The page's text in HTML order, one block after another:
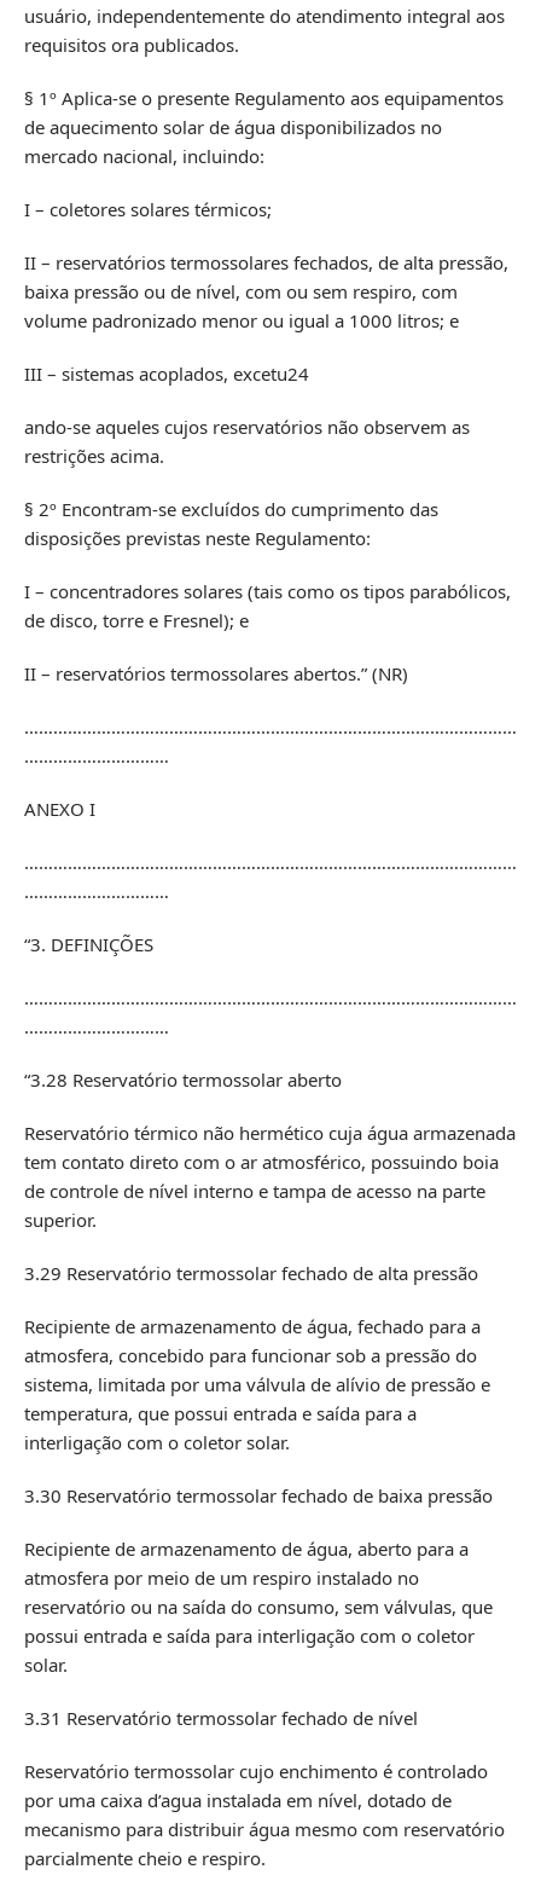
usuário, independentemente do atendimento integral aos
requisitos ora publicados.
§ 1º Aplica-se o presente Regulamento aos equipamentos
de aquecimento solar de água disponibilizados no
mercado nacional, incluindo:
I – coletores solares térmicos;
II – reservatórios termossolares fechados, de alta pressão,
baixa pressão ou de nível, com ou sem respiro, com
volume padronizado menor ou igual a 1000 litros; e
III – sistemas acoplados, excetu24
ando-se aqueles cujos reservatórios não observem as
restrições acima.
§ 2º Encontram-se excluídos do cumprimento das
disposições previstas neste Regulamento:
I – concentradores solares (tais como os tipos parabólicos,
de disco, torre e Fresnel); e
II – reservatórios termossolares abertos.” (NR)
…………………………………………………………………………………………
…………………………
ANEXO I
…………………………………………………………………………………………
…………………………
“3. DEFINIÇÕES
…………………………………………………………………………………………
…………………………
“3.28 Reservatório termossolar aberto
Reservatório térmico não hermético cuja água armazenada
tem contato direto com o ar atmosférico, possuindo boia
de controle de nível interno e tampa de acesso na parte
superior.
3.29 Reservatório termossolar fechado de alta pressão
Recipiente de armazenamento de água, fechado para a
atmosfera, concebido para funcionar sob a pressão do
sistema, limitada por uma válvula de alívio de pressão e
temperatura, que possui entrada e saída para a
interligação com o coletor solar.
3.30 Reservatório termossolar fechado de baixa pressão
Recipiente de armazenamento de água, aberto para a
atmosfera por meio de um respiro instalado no
reservatório ou na saída do consumo, sem válvulas, que
possui entrada e saída para interligação com o coletor
solar.
3.31 Reservatório termossolar fechado de nível
Reservatório termossolar cujo enchimento é controlado
por uma caixa d’agua instalada em nível, dotado de
mecanismo para distribuir água mesmo com reservatório
parcialmente cheio e respiro.